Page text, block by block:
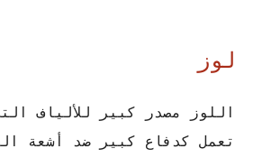
لوز
اللوز مصدر كبير للألياف
تعمل كدفاع كبير ضد أشعة